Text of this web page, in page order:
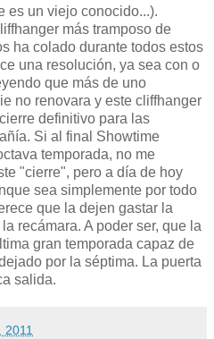
es un viejo conocido...).
más tramposo de
ha colado durante todos estos
una resolución, ya sea con o
que más de uno
no renovara y este cliffhanger
definitivo para las
Si al final Showtime
temporada, no me
"cierre", pero a día de hoy
sea simplemente por todo
que la dejen gastar la
recámara. A poder ser, que la
gran temporada capaz de
por la séptima. La puerta
salida.
2011